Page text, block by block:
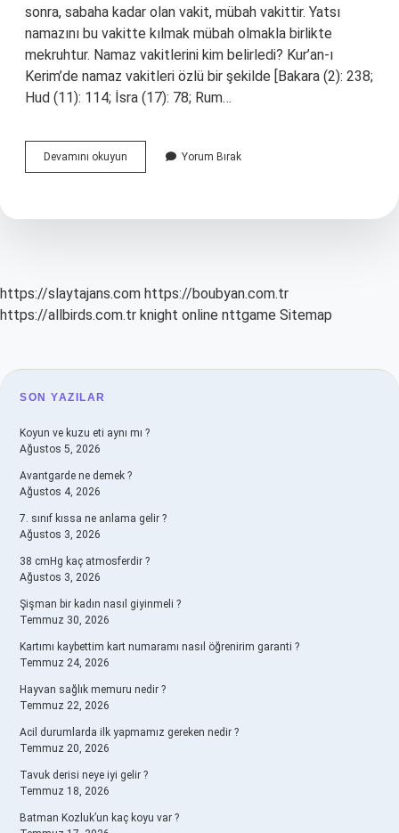
sonra, sabaha kadar olan vakit, mübah vakittir. Yatsı
namazını bu vakitte kılmak mübah olmakla birlikte
mekruhtur. Namaz vakitlerini kim belirledi? Kur’an-ı
Kerim’de namaz vakitleri özlü bir şekilde [Bakara (2): 238;
Hud (11): 114; İsra (17): 78; Rum…
Devamını okuyun
Nedir
Yorum Bırak
https://slaytajans.com https://boubyan.com.tr
https://allbirds.com.tr knight online nttgame Sitemap
SIDEBAR
SON YAZILAR
Koyun ve kuzu eti aynı mı ?
Ağustos 5, 2026
Avantgarde ne demek ?
Ağustos 4, 2026
7. sınıf kıssa ne anlama gelir ?
Ağustos 3, 2026
38 cmHg kaç atmosferdir ?
Ağustos 3, 2026
Şişman bir kadın nasıl giyinmeli ?
Temmuz 30, 2026
Kartımı kaybettim kart numaramı nasıl öğrenirim garanti ?
Temmuz 24, 2026
Hayvan sağlık memuru nedir ?
Temmuz 22, 2026
Acil durumlarda ilk yapmamız gereken nedir ?
Temmuz 20, 2026
Tavuk derisi neye iyi gelir ?
Temmuz 18, 2026
Batman Kozluk’un kaç koyu var ?